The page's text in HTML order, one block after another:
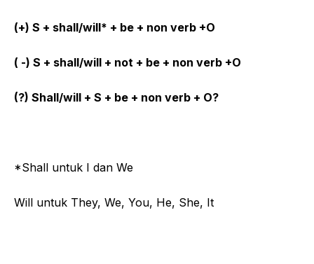
(+) S + shall/will* + be + non verb +O
( -) S + shall/will + not + be + non verb +O
(?) Shall/will + S + be + non verb + O?
*Shall untuk I dan We
Will untuk They, We, You, He, She, It